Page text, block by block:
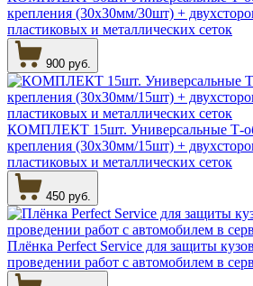
крепления (30х30мм/30шт) +
пластиковых и металлических сеток
900 руб.
КОМПЛЕКТ 15шт. Универсальные Т-
крепления (30х30мм/15шт) +
пластиковых и металлических сеток
450 руб.
Плёнка Perfect Service для защиты
проведении работ с автомобилем в